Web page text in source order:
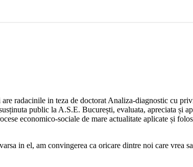
radacinile in teza de doctorat Analiza-diagnostic cu
public la A.S.E. București, evaluata, apreciata și
economico-sociale de mare actualitate aplicate și
in el, am convingerea ca oricare dintre noi care vrea